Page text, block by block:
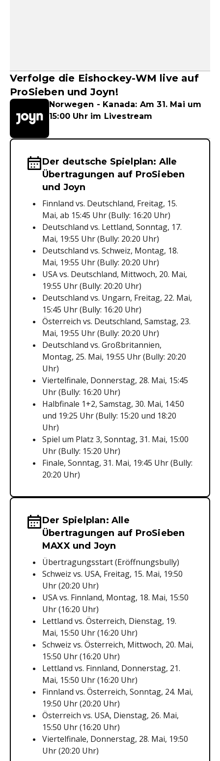
Verfolge die Eishockey-WM live auf
ProSieben und Joyn!
Norwegen - Kanada: Am 31. Mai um
15:00 Uhr im Livestream
Wichtige Hinweise &
Der deutsche Spielplan: Alle
Übertragungen auf ProSieben
und Joyn
Finnland vs. Deutschland, Freitag, 15.
Mai, ab 15:45 Uhr (Bully: 16:20 Uhr)
Deutschland vs. Lettland, Sonntag, 17.
Mai, 19:55 Uhr (Bully: 20:20 Uhr)
Deutschland vs. Schweiz, Montag, 18.
Mai, 19:55 Uhr (Bully: 20:20 Uhr)
USA vs. Deutschland, Mittwoch, 20. Mai,
19:55 Uhr (Bully: 20:20 Uhr)
Deutschland vs. Ungarn, Freitag, 22. Mai,
15:45 Uhr (Bully: 16:20 Uhr)
Österreich vs. Deutschland, Samstag, 23.
Mai, 19:55 Uhr (Bully: 20:20 Uhr)
Deutschland vs. Großbritannien,
Montag, 25. Mai, 19:55 Uhr (Bully: 20:20
Uhr)
Viertelfinale, Donnerstag, 28. Mai, 15:45
Uhr (Bully: 16:20 Uhr)
Halbfinale 1+2, Samstag, 30. Mai, 14:50
und 19:25 Uhr (Bully: 15:20 und 18:20
Uhr)
Spiel um Platz 3, Sonntag, 31. Mai, 15:00
Uhr (Bully: 15:20 Uhr)
Finale, Sonntag, 31. Mai, 19:45 Uhr (Bully:
20:20 Uhr)
Wichtige Hinweise &
Der Spielplan: Alle
Übertragungen auf ProSieben
MAXX und Joyn
Übertragungsstart (Eröffnungsbully)
Schweiz vs. USA, Freitag, 15. Mai, 19:50
Uhr (20:20 Uhr)
USA vs. Finnland, Montag, 18. Mai, 15:50
Uhr (16:20 Uhr)
Lettland vs. Österreich, Dienstag, 19.
Mai, 15:50 Uhr (16:20 Uhr)
Schweiz vs. Österreich, Mittwoch, 20. Mai,
15:50 Uhr (16:20 Uhr)
Lettland vs. Finnland, Donnerstag, 21.
Mai, 15:50 Uhr (16:20 Uhr)
Finnland vs. Österreich, Sonntag, 24. Mai,
19:50 Uhr (20:20 Uhr)
Österreich vs. USA, Dienstag, 26. Mai,
15:50 Uhr (16:20 Uhr)
Viertelfinale, Donnerstag, 28. Mai, 19:50
Uhr (20:20 Uhr)